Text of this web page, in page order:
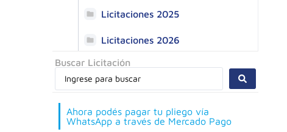
Licitaciones 2025
Licitaciones 2026
Buscar Licitación
Ahora podés pagar tu pliego vía
WhatsApp a través de Mercado Pago